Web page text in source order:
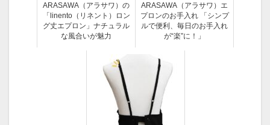
ARASAWA（アラサワ）の
「linento（リネント）ロン
グ丈エプロン」ナチュラル
な風合いが魅力
ARASAWA（アラサワ）エ
プロンのお手入れ 「シンプ
ルで便利、毎日のお手入れ
が“楽”に！」